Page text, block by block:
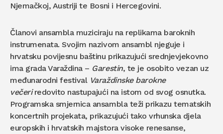
Njemačkoj, Austriji te Bosni i Hercegovini.
Članovi ansambla muziciraju na replikama baroknih
instrumenata. Svojim nazivom ansambl njeguje i
hrvatsku povijesnu baštinu prikazujući srednjevjekovno
ima grada Varaždina – Garestin, te je osobito vezan uz
međunarodni festival Varaždinske barokne
večeriredovito nastupajući na istom od svog osnutka.
Programska smjernica ansambla teži prikazu tematskih
koncertnih projekata, prikazujući tako vrhunska djela
europskih i hrvatskih majstora visoke renesanse,